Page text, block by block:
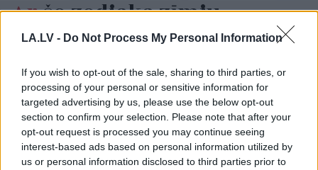
LA.LV - Do Not Process My Personal Information
If you wish to opt-out of the sale, sharing to third parties, or
processing of your personal or sensitive information for
targeted advertising by us, please use the below opt-out
section to confirm your selection. Please note that after your
opt-out request is processed you may continue seeing
interest-based ads based on personal information utilized by
us or personal information disclosed to third parties prior to
Aršo zodiaka zīmju
pārstāvjiem labāk
nestrīdēties: viņi vienmēr
atradīs veidu, kā pamatīgi
atriebties